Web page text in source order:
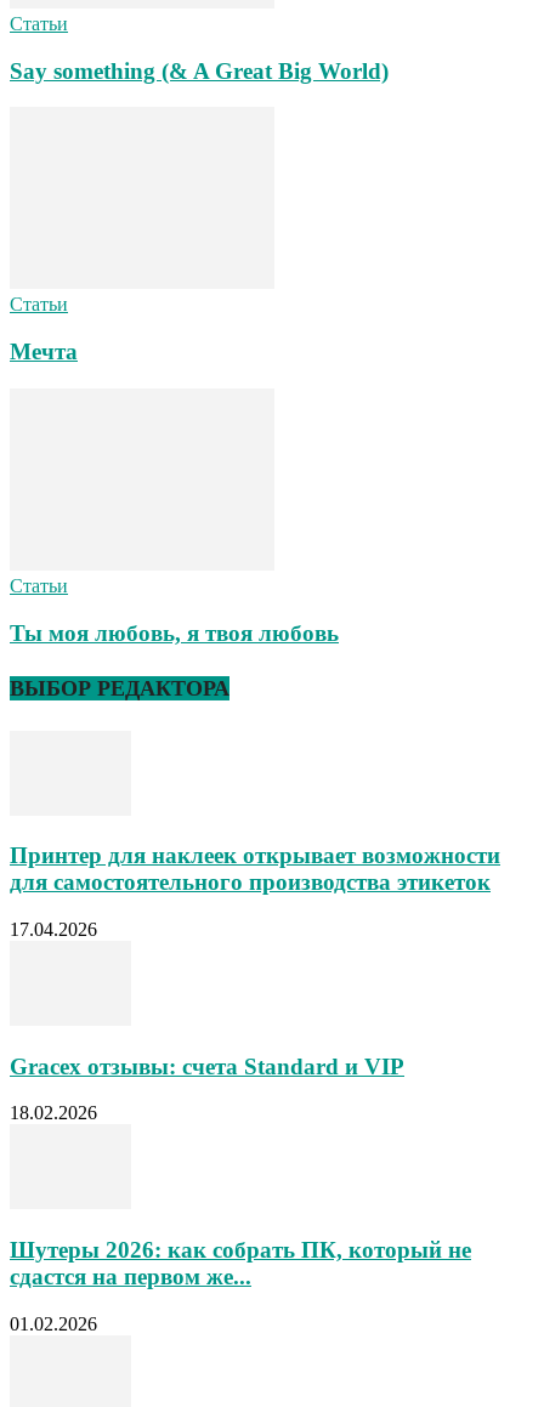
Статьи
Say something (& A Great Big World)
Статьи
Мечта
Статьи
Ты моя любовь, я твоя любовь
ВЫБОР РЕДАКТОРА
Принтер для наклеек открывает возможности
для самостоятельного производства этикеток
17.04.2026
Gracex отзывы: счета Standard и VIP
18.02.2026
Шутеры 2026: как собрать ПК, который не
сдастся на первом же...
01.02.2026